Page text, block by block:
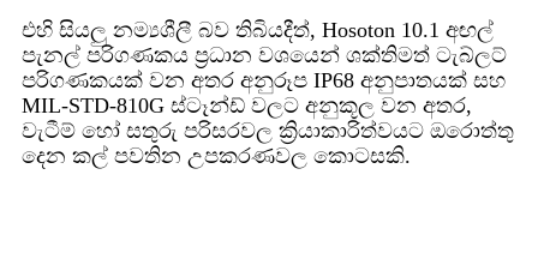
එහි සියලු නම්‍යශීලී බව තිබියදීත්, Hosoton 10.1 අඟල්
පැනල් පරිගණකය ප්‍රධාන වශයෙන් ශක්තිමත් ටැබ්ලට්
පරිගණකයක් වන අතර අනුරූප IP68 අනුපාතයක් සහ
MIL-STD-810G ස්ටෑන්ඩ් වලට අනුකූල වන අතර,
වැටීම් හෝ සතුරු පරිසරවල ක්‍රියාකාරිත්වයට ඔරොත්තු
දෙන කල් පවතින උපකරණවල කොටසකි.